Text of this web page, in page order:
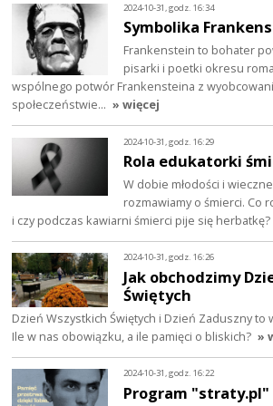
2024-10-31, godz. 16:34
Symbolika
Frankenstein to bohater
pisarki i poetki okresu
wspólnego potwór Frankensteina z
społeczeństwie… » więcej
2024-10-31, godz. 16:29
Rola edukatorki
W dobie młodości i
rozmawiamy o śmierci. Co
i czy podczas kawiarni śmierci pije się herbatkę?
2024-10-31, godz. 16:26
Jak obchodzimy
Świętych
Dzień Wszystkich Świętych i Dzień Zaduszny to
Ile w nas obowiązku, a ile pamięci o bliskich? »
2024-10-31, godz. 16:22
Program "straty.pl"